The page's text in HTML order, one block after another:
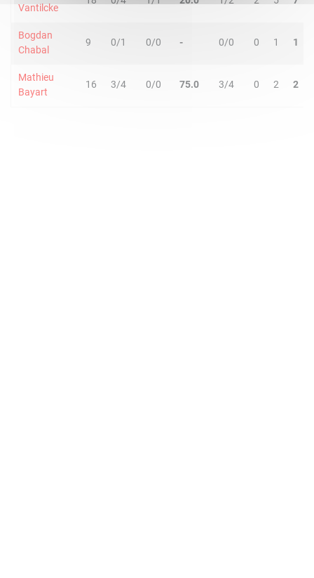
Vantilcke
Bogdan
Chabal
9 0/1 0/0 - 0/0 0 1 1
Mathieu
Bayart
16 3/4 0/0 75.0 3/4 0 2 2